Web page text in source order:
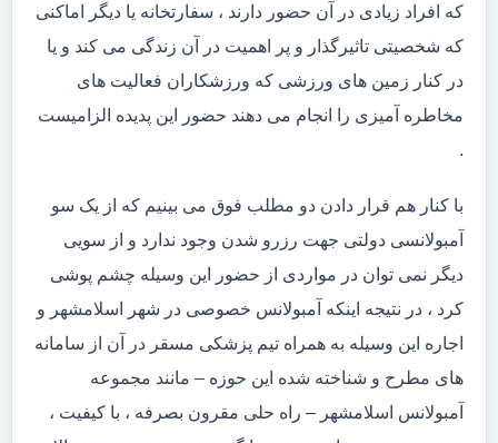
که افراد زیادی در آن حضور دارند ، سفارتخانه یا دیگر اماکنی
که شخصیتی تاثیرگذار و پر اهمیت در آن زندگی می کند و یا
در کنار زمین های ورزشی که ورزشکاران فعالیت های
مخاطره آمیزی را انجام می دهند حضور این پدیده الزامیست
.
با کنار هم قرار دادن دو مطلب فوق می بینیم که از یک سو
آمبولانسی دولتی جهت رزرو شدن وجود ندارد و از سویی
دیگر نمی توان در مواردی از حضور این وسیله چشم پوشی
کرد ، در نتیجه اینکه آمبولانس خصوصی در شهر اسلامشهر و
اجاره این وسیله به همراه تیم پزشکی مسقر در آن از سامانه
های مطرح و شناخته شده این حوزه – مانند مجموعه
آمبولانس اسلامشهر – راه حلی مقرون بصرفه ، با کیفیت ،